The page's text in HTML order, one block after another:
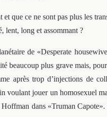
que ce ne sont pas plus les
lent, long et assommant ?
de «Desperate
beaucoup plus grave mais,
après trop d’injections de
voulant jouer un homosexuel
dans «Truman